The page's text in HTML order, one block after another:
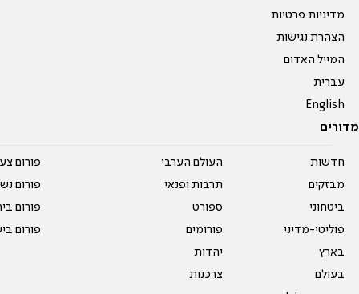
מדיניות פרטיות
הצהרת נגישות
המייל האדום
עברית
English
מדורים
חדשות
מבזקים
ביטחוני
פוליטי-מדיני
בארץ
בעולם
העולם הערבי
תרבות ופנאי
ספורט
פורומים
יהדות
צרכנות
פורום
פורום
פורום
פורום